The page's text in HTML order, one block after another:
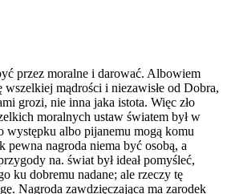
przez moralne i darować. Albowiem
wszelkiej mądrości i niezawisłe od Dobra,
grozi, nie inna jaka istota. Więc zło
moralnych ustaw światem był w
występku albo pijanemu mogą komu
pewna nagroda niema być osobą, a
na. świat był ideał pomyśleć,
ku dobremu nadane; ale rzeczy tę
Nagroda zawdzięczająca ma zarodek